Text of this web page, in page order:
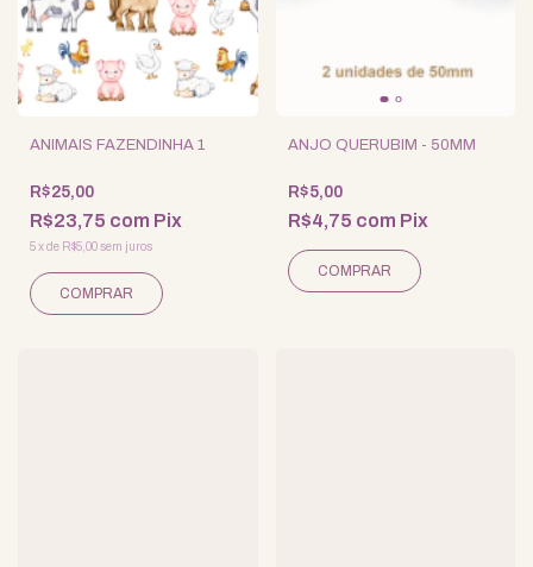
ANIMAIS FAZENDINHA 1
R$25,00
R$23,75 com Pix
5xde R$5,00sem juros
ANJO QUERUBIM - 50MM
R$5,00
R$4,75 com Pix